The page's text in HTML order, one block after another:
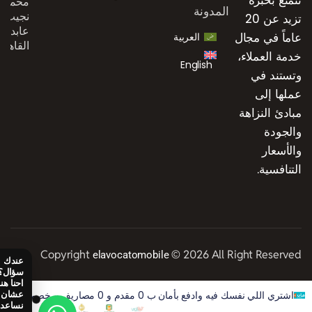
تزيد عن 20
عاماً في مجال
خدمة العملاء،
وتستند في
عملها إلى
مبادئ النزاهة
والجودة
والأسعار
التنافسية.
المدونة
العربية
English
نجيب،
Copyright elavocatomobile© 2026 All Right Reserved
اشتري اللي نفسك فيه وادفع بأمان ب 0 مقدم و 0 مصاريف و خصم 50% على الفوايد